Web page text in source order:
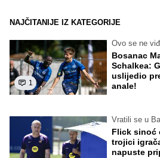
NAJČITANIJE IZ KATEGORIJE
1
Ovo se ne
Bosanac
Schalkea:
uslijedio
anale!
Vratili se u
Flick sinoć
trojici
napuste